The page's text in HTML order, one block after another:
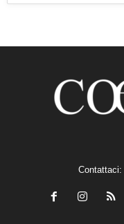
Contattaci: